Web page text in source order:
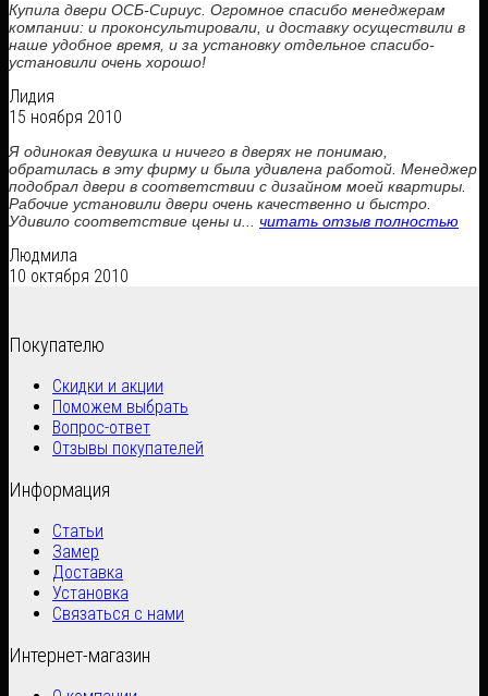
Купила двери ОСБ-Сириус. Огромное спасибо менеджерам
компании: и проконсультировали, и доставку осуществили в
наше удобное время, и за установку отдельное спасибо-
установили очень хорошо!
Лидия
15 ноября 2010
Я одинокая девушка и ничего в дверях не понимаю,
обратилась в эту фирму и была удивлена работой. Менеджер
подобрал двери в соответствии с дизайном моей квартиры.
Рабочие установили двери очень качественно и быстро.
Удивило соответствие цены и... читать отзыв полностью
Людмила
10 октября 2010
Покупателю
Скидки и акции
Поможем выбрать
Вопрос-ответ
Отзывы покупателей
Информация
Статьи
Замер
Доставка
Установка
Связаться с нами
Интернет-магазин